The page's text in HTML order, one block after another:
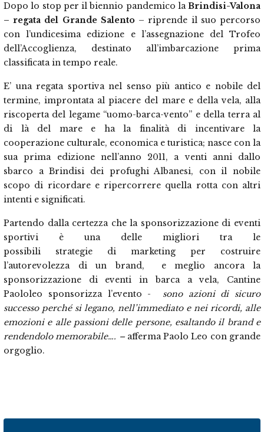
Dopo lo stop per il biennio pandemico laBrindisi-Valona
– regata del Grande Salento– riprende il suo percorso
con l’undicesima edizione e l’assegnazione del Trofeo
dell’Accoglienza, destinato all’imbarcazione prima
classificata in tempo reale.
E’ una regata sportiva nel senso più antico e nobile del
termine, improntata al piacere del mare e della vela, alla
riscoperta del legame “uomo-barca-vento” e della terra al
di là del mare e ha la finalità di incentivare la
cooperazione culturale, economica e turistica; nasce con la
sua prima edizione nell’anno 2011, a venti anni dallo
sbarco a Brindisi dei profughi Albanesi, con il nobile
scopo di ricordare e ripercorrere quella rotta con altri
intenti e significati.
Partendo dalla certezza che la sponsorizzazione di eventi
sportivi è una delle migliori tra le
possibili strategie di marketing per costruire
l’autorevolezza di un brand, e meglio ancora la
sponsorizzazione di eventi in barca a vela, Cantine
Paololeo sponsorizza l’evento - sono azioni di sicuro
successo perché si legano, nell’immediato e nei ricordi, alle
emozioni e alle passioni delle persone, esaltando il brand e
rendendolo memorabile…. – afferma Paolo Leo con grande
orgoglio.